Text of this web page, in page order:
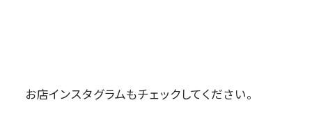
お店インスタグラムもチェックしてください。